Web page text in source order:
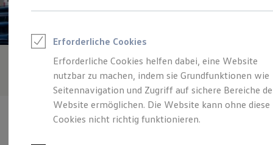
Zubehör- und Serviceangebote
Leasing
Leasing-Angebote
Gebrauchtwagen Leasing
Junge Gebrauchtwagen-Leasing
Elektroauto Leasing
Kleinwagen-Leasing
Leasing ohne Anzahlung
Finanzierung
Erforderliche Cookies
Erforderliche Cookies helfen dabei, eine Website
nutzbar zu machen, indem sie Grundfunktionen wie
Seitennavigation und Zugriff auf sichere Bereiche
Website ermöglichen. Die Website kann ohne diese
Cookies nicht richtig funktionieren.